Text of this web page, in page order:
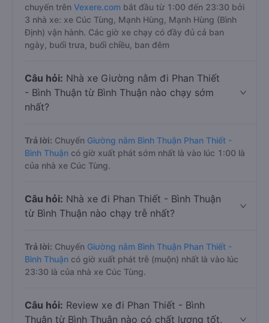
chuyến trên Vexere.com bắt đầu từ 1:00 đến 23:30 bởi
3 nhà xe: xe Cúc Tùng, Mạnh Hùng, Mạnh Hùng (Bình
Định) vận hành. Các giờ xe chạy có đầy đủ cả ban
ngày, buổi trưa, buổi chiều, ban đêm
Câu hỏi: Nhà xe Giường nằm đi Phan Thiết
- Bình Thuận từ Bình Thuận nào chạy sớm
nhất?
Trả lời: Chuyến Giường nằm Bình Thuận Phan Thiết -
Bình Thuận có giờ xuất phát sớm nhất là vào lúc 1:00 là
của nhà xe Cúc Tùng.
Câu hỏi: Nhà xe đi Phan Thiết - Bình Thuận
từ Bình Thuận nào chạy trễ nhất?
Trả lời: Chuyến Giường nằm Bình Thuận Phan Thiết -
Bình Thuận có giờ xuất phát trễ (muộn) nhất là vào lúc
23:30 là của nhà xe Cúc Tùng.
Câu hỏi: Review xe đi Phan Thiết - Bình
Thuận từ Bình Thuận nào có chất lượng tốt,